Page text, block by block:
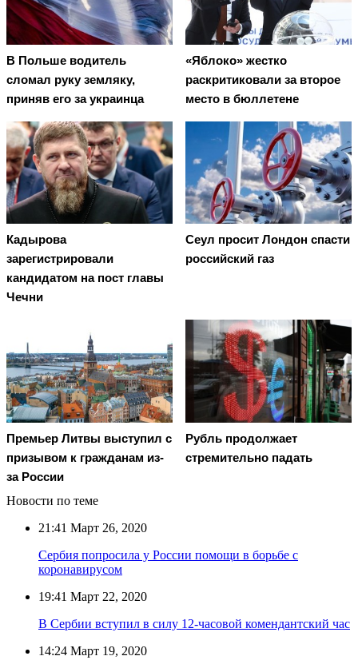
В Польше водитель
сломал руку земляку,
приняв его за украинца
«Яблоко» жестко
раскритиковали за второе
место в бюллетене
Кадырова
зарегистрировали
кандидатом на пост главы
Чечни
Сеул просит Лондон спасти
российский газ
Премьер Литвы выступил с
призывом к гражданам из-
за России
Рубль продолжает
стремительно падать
Новости по теме
21:41 Март 26, 2020
Сербия попросила у России помощи в борьбе с
коронавирусом
19:41 Март 22, 2020
В Сербии вступил в силу 12-часовой комендантский час
14:24 Март 19, 2020